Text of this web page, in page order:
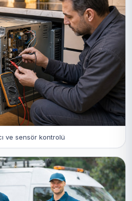
ve sensör kontrolü